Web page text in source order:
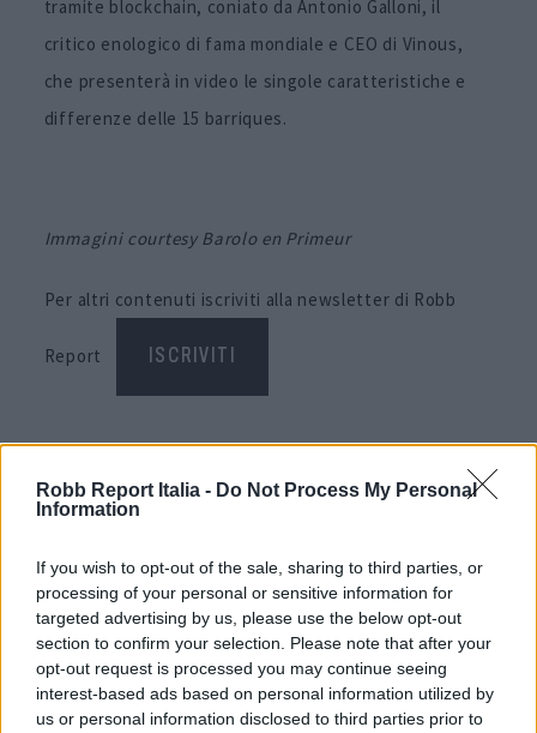
Robb Report Italia - Do Not Process My Personal
Information
If you wish to opt-out of the sale, sharing to third parties, or
processing of your personal or sensitive information for
targeted advertising by us, please use the below opt-out
section to confirm your selection. Please note that after your
opt-out request is processed you may continue seeing
interest-based ads based on personal information utilized by
us or personal information disclosed to third parties prior to
tramite blockchain, coniato da Antonio Galloni, il
critico enologico di fama mondiale e CEO di Vinous,
che presenterà in video le singole caratteristiche e
differenze delle 15 barriques.
Immagini courtesy Barolo en Primeur
Per altri contenuti iscriviti alla newsletter di Robb
Report ISCRIVITI
RELATED POSTS